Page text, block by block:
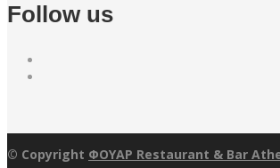
Follow us
© Copyright ΦΟΥΑΡ Restaurant & Bar